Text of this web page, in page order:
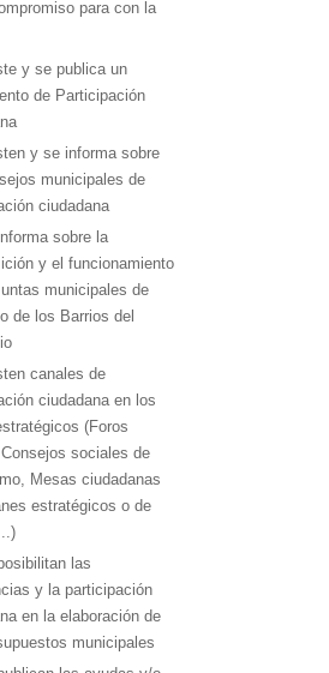
para con la
y se publica un
de Participación
y se informa sobre
municipales de
ciudadana
sobre la
y el funcionamiento
municipales de
de los Barrios del
canales de
ciudadana en los
(Foros
sociales de
Mesas ciudadanas
estratégicos o de
las
y la participación
en la elaboración de
municipales